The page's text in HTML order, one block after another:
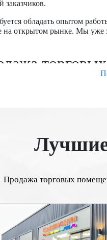
заказчиков.
обладать опытом
открытом рынке. Мы уже
выбрать одну из
доходами. В
в базе представлены
расположение, площадь,
Продажа торговых